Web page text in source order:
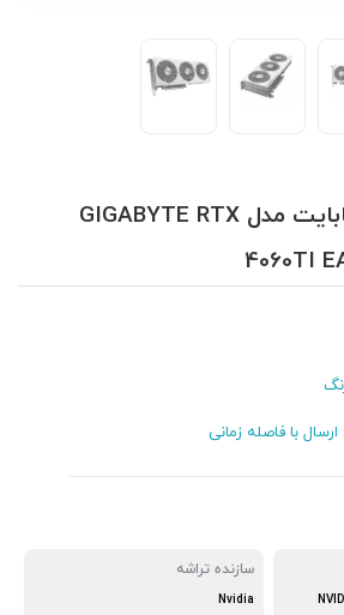
کارت گرافیک گیگابایت مدل GIGABYTE RTX
4060TI
ارسال با فاصله زمانی
سازنده تراشه
Nvidia